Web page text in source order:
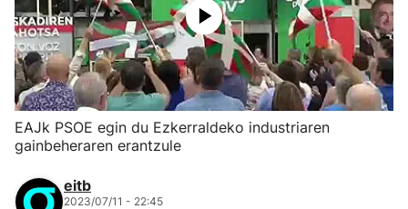
EAJk PSOE egin du Ezkerraldeko industriaren
gainbeheraren erantzule
eitb
2023/07/11 - 22:45